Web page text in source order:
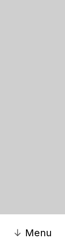
↓ Menu